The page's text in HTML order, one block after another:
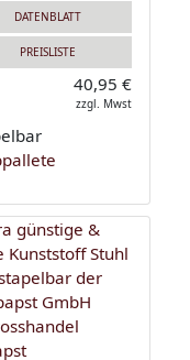
DATENBLATT
PREISLISTE
40,95 €
zzgl. Mwst